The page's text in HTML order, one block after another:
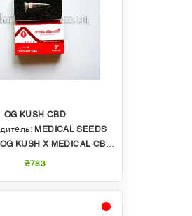
OG KUSH CBD
MEDICAL SEEDS
OG KUSH X MEDICAL CBD RATIO
₴783